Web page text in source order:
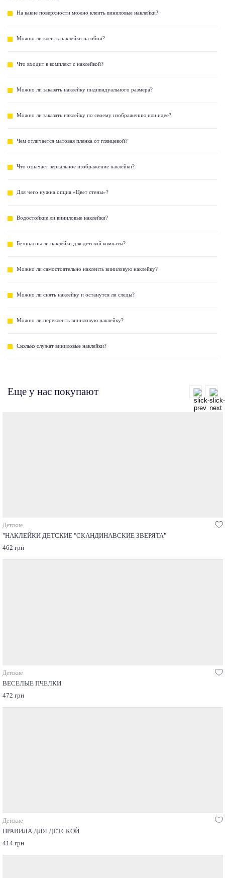
На какие поверхности можно клеить виниловые наклейки?
Можно ли клеить наклейки на обои?
Что входит в комплект с наклейкой?
Можно ли заказать наклейку индивидуального размера?
Можно ли заказать наклейку по своему изображению или идее?
Чем отличается матовая пленка от глянцевой?
Что означает зеркальное изображение наклейки?
Для чего нужна опция «Цвет стены»?
Водостойкие ли виниловые наклейки?
Безопасны ли наклейки для детской комнаты?
Можно ли самостоятельно наклеить виниловую наклейку?
Можно ли снять наклейку и останутся ли следы?
Можно ли переклеить виниловую наклейку?
Сколько служат виниловые наклейки?
Еще у нас покупают
Детские
"НАКЛЕЙКИ ДЕТСКИЕ "СКАНДИНАВСКИЕ ЗВЕРЯТА"
462 грн
Детские
ВЕСЕЛЫЕ ПЧЕЛКИ
472 грн
Детские
ПРАВИЛА ДЛЯ ДЕТСКОЙ
414 грн